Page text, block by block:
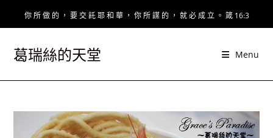
你 所 做 的 ， 要 交 託 耶 和 華 ， 你 所 謀 的 ， 就 必 成 立 。 箴 16:3
葛瑞絲的天堂 Menu